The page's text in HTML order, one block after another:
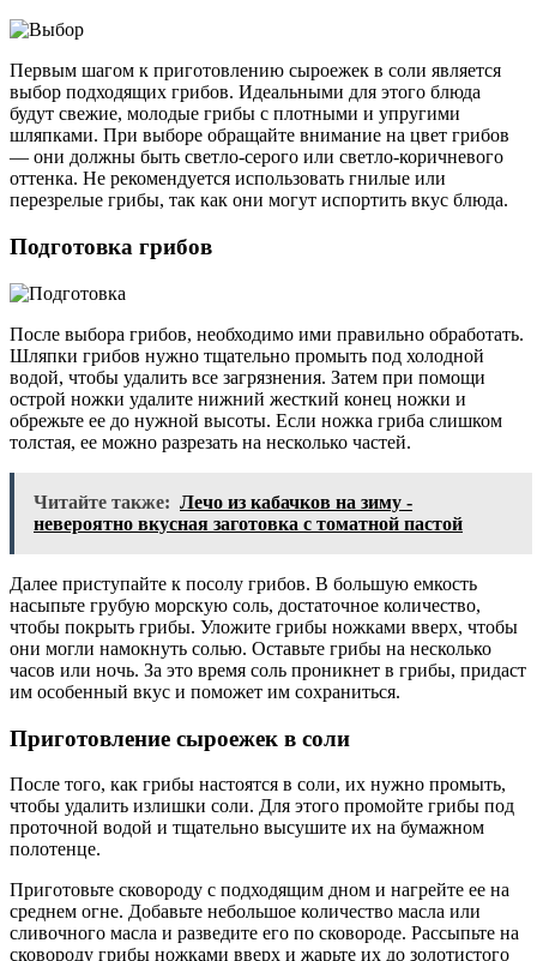
Первым шагом к приготовлению сыроежек в соли является
выбор подходящих грибов. Идеальными для этого блюда
будут свежие, молодые грибы с плотными и упругими
шляпками. При выборе обращайте внимание на цвет грибов
— они должны быть светло-серого или светло-коричневого
оттенка. Не рекомендуется использовать гнилые или
перезрелые грибы, так как они могут испортить вкус блюда.
Подготовка грибов
После выбора грибов, необходимо ими правильно обработать.
Шляпки грибов нужно тщательно промыть под холодной
водой, чтобы удалить все загрязнения. Затем при помощи
острой ножки удалите нижний жесткий конец ножки и
обрежьте ее до нужной высоты. Если ножка гриба слишком
толстая, ее можно разрезать на несколько частей.
Читайте также: Лечо из кабачков на зиму -
невероятно вкусная заготовка с томатной пастой
Далее приступайте к посолу грибов. В большую емкость
насыпьте грубую морскую соль, достаточное количество,
чтобы покрыть грибы. Уложите грибы ножками вверх, чтобы
они могли намокнуть солью. Оставьте грибы на несколько
часов или ночь. За это время соль проникнет в грибы, придаст
им особенный вкус и поможет им сохраниться.
Приготовление сыроежек в соли
После того, как грибы настоятся в соли, их нужно промыть,
чтобы удалить излишки соли. Для этого промойте грибы под
проточной водой и тщательно высушите их на бумажном
полотенце.
Приготовьте сковороду с подходящим дном и нагрейте ее на
среднем огне. Добавьте небольшое количество масла или
сливочного масла и разведите его по сковороде. Рассыпьте на
сковороду грибы ножками вверх и жарьте их до золотистого